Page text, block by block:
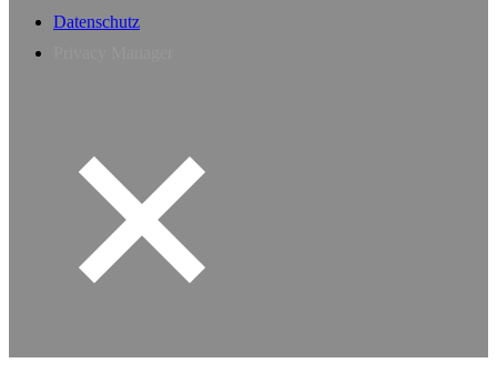
Datenschutz